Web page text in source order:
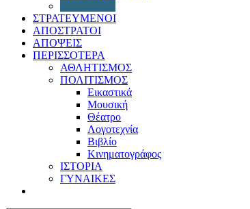
ΣΤΡΑΤΕΥΜΕΝΟΙ
ΑΠΟΣΤΡΑΤΟΙ
ΑΠΟΨΕΙΣ
ΠΕΡΙΣΣΟΤΕΡΑ
ΑΘΛΗΤΙΣΜΟΣ
ΠΟΛΙΤΙΣΜΟΣ
Εικαστικά
Μουσική
Θέατρο
Λογοτεχνία
Βιβλίο
Κινηματογράφος
ΙΣΤΟΡΙΑ
ΓΥΝΑΙΚΕΣ